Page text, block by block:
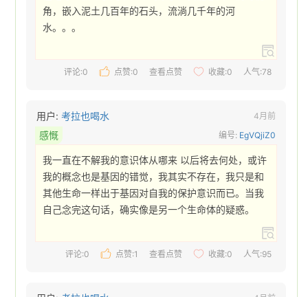
角，嵌入泥土几百年的石头，流淌几千年的河
水。。。
评论:0 点赞:0 查看点赞 收藏:0 人气:78
用户:考拉也喝水 4月前
感慨 编号: EgVQjiZ0
我一直在不解我的意识体从哪来 以后将去何处，或许
我的概念也是基因的错觉，我其实不存在，我只是和
其他生命一样出于基因对自我的保护意识而已。当我
自己念完这句话，确实像是另一个生命体的疑惑。
评论:0 点赞:1 查看点赞 收藏:0 人气:95